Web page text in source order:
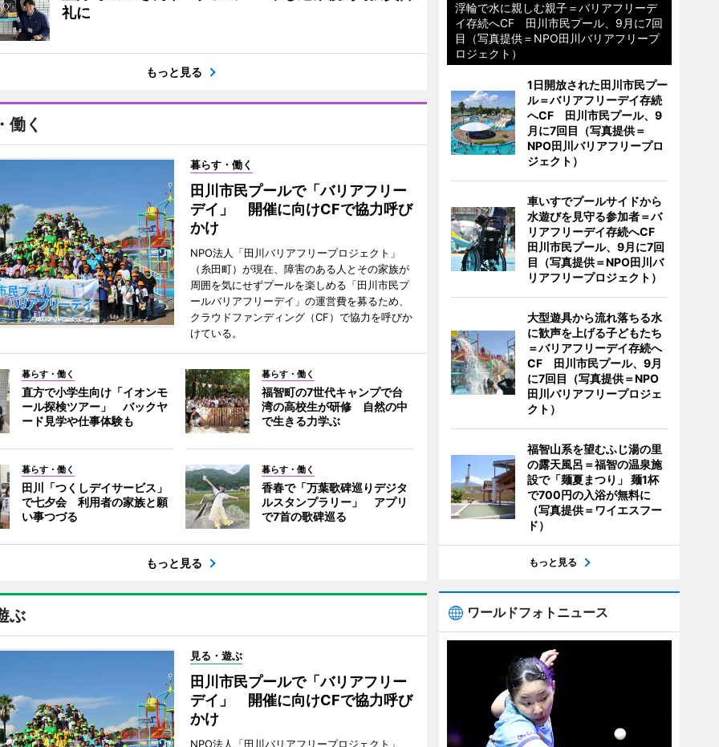
礼に
もっと見る
働く
暮らす・働く
田川市民プールで「バリアフリー
デイ」 開催に向けCFで協力呼び
かけ
NPO法人「田川バリアフリープロジェクト」
（糸田町）が現在、障害のある人とその家族が
周囲を気にせずプールを楽しめる「田川市民プ
ールバリアフリーデイ」の運営費を募るため、
クラウドファンディング（CF）で協力を呼びか
けている。
暮らす・働く
直方で小学生向け「イオンモ
ール探検ツアー」 バックヤ
ード見学や仕事体験も
暮らす・働く
福智町の7世代キャンプで台
湾の高校生が研修 自然の中
で生きる力学ぶ
暮らす・働く
田川「つくしデイサービス」
で七夕会 利用者の家族と願
い事つづる
暮らす・働く
香春で「万葉歌碑巡りデジタ
ルスタンプラリー」 アプリ
で7首の歌碑巡る
もっと見る
ぶ
見る・遊ぶ
田川市民プールで「バリアフリー
デイ」 開催に向けCFで協力呼び
かけ
NPO法人「田川バリアフリープロジェクト」
浮輪で水に親しむ親子＝バリアフリーデ
イ存続へCF 田川市民プール、9月に7回
目（写真提供＝NPO田川バリアフリープ
ロジェクト）
1日開放された田川市民プー
ル＝バリアフリーデイ存続
へCF 田川市民プール、9
月に7回目（写真提供＝
NPO田川バリアフリープロ
ジェクト）
車いすでプールサイドから
水遊びを見守る参加者＝バ
リアフリーデイ存続へCF
田川市民プール、9月に7回
目（写真提供＝NPO田川バ
リアフリープロジェクト）
大型遊具から流れ落ちる水
に歓声を上げる子どもたち
＝バリアフリーデイ存続へ
CF 田川市民プール、9月
に7回目（写真提供＝NPO
田川バリアフリープロジェ
クト）
福智山系を望むふじ湯の里
の露天風呂＝福智の温泉施
設で「麺夏まつり」 麺1杯
で700円の入浴が無料に
（写真提供＝ワイエスフー
ド）
もっと見る
ワールドフォトニュース